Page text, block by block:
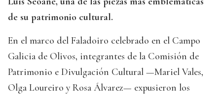
de su patrimonio cultural.
En el marco del Faladoiro celebrado en el Campo
Galicia de Olivos, integrantes de la Comisión de
Patrimonio e Divulgación Cultural —Mariel Vales,
Olga Loureiro y Rosa Álvarez— expusieron los